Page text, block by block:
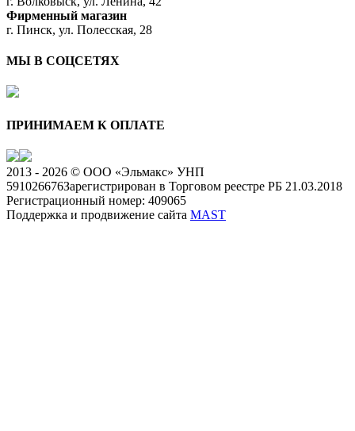
Фирменный магазин
г. Пинск, ул. Полесская, 28
МЫ В СОЦСЕТЯХ
ПРИНИМАЕМ К ОПЛАТЕ
2013 - 2026 © ООО «Эльмакс» УНП
591026676Зарегистрирован в Торговом реестре РБ 21.03.2018
Регистрационный номер: 409065
Поддержка и продвижение сайта MAST